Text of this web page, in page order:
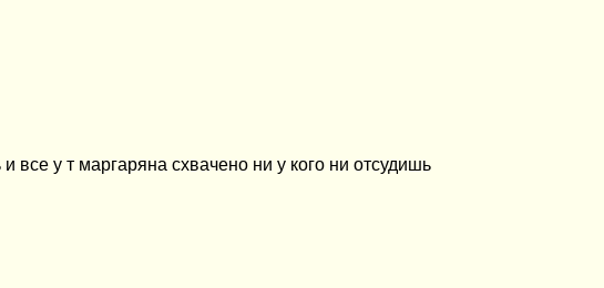
у т маргаряна схвачено ни у кого ни отсудишь